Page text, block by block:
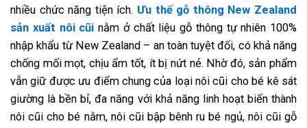
nhiều chức năng tiện ích. Ưu thế gỗ thông New Zealand
sản xuất nôi cũi nằm ở chất liệu gỗ thông tự nhiên 100%
nhập khẩu từ New Zealand – an toàn tuyệt đối, có khả năng
chống mối mọt, chịu ẩm tốt, ít bị nứt nẻ. Nhờ đó, sản phẩm
vẫn giữ được ưu điểm chung của loại nôi cũi cho bé kê sát
giường là bền bỉ, đa năng với khả năng linh hoạt biến thành
nôi cũi cho bé nằm, nôi cũi bập bênh ru bé ngủ, nôi cũi gỗ